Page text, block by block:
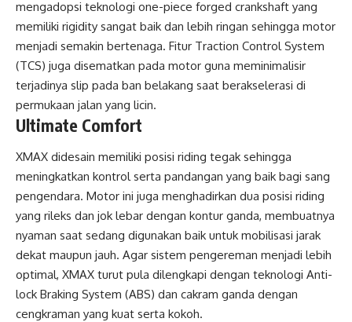
mengadopsi teknologi one-piece forged crankshaft yang
memiliki rigidity sangat baik dan lebih ringan sehingga motor
menjadi semakin bertenaga. Fitur Traction Control System
(TCS) juga disematkan pada motor guna meminimalisir
terjadinya slip pada ban belakang saat berakselerasi di
permukaan jalan yang licin.
Ultimate Comfort
XMAX didesain memiliki posisi riding tegak sehingga
meningkatkan kontrol serta pandangan yang baik bagi sang
pengendara. Motor ini juga menghadirkan dua posisi riding
yang rileks dan jok lebar dengan kontur ganda, membuatnya
nyaman saat sedang digunakan baik untuk mobilisasi jarak
dekat maupun jauh. Agar sistem pengereman menjadi lebih
optimal, XMAX turut pula dilengkapi dengan teknologi Anti-
lock Braking System (ABS) dan cakram ganda dengan
cengkraman yang kuat serta kokoh.